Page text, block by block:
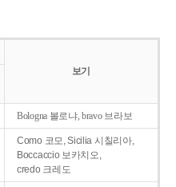
보기
Bologna 볼로냐, bravo 브라보
Como 코모, Sicilia 시칠리아,
Boccaccio 보카치오,
credo 크레도